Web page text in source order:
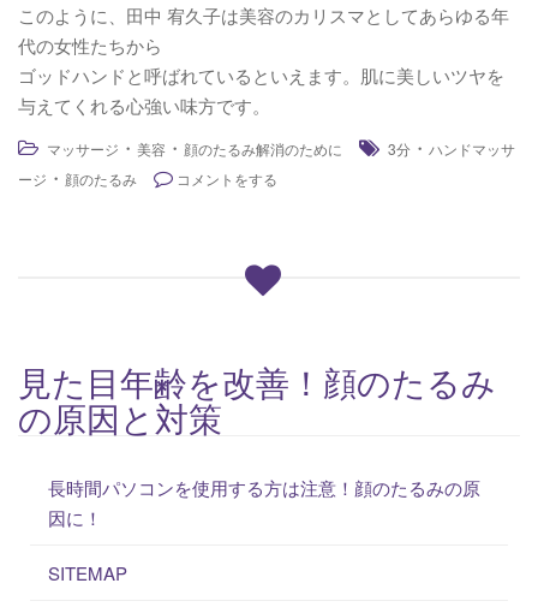
このように、田中 宥久子は美容のカリスマとしてあらゆる年
代の女性たちから
ゴッドハンドと呼ばれているといえます。肌に美しいツヤを
与えてくれる心強い味方です。
マッサージ ・ 美容 ・ 顔のたるみ解消のために 3分 ・ ハンドマッサ
ージ ・ 顔のたるみ コメントをする
見た目年齢を改善！顔のたるみ
の原因と対策
長時間パソコンを使用する方は注意！顔のたるみの原
因に！
SITEMAP